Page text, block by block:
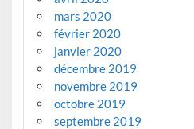
mars 2020
février 2020
janvier 2020
décembre 2019
novembre 2019
octobre 2019
septembre 2019